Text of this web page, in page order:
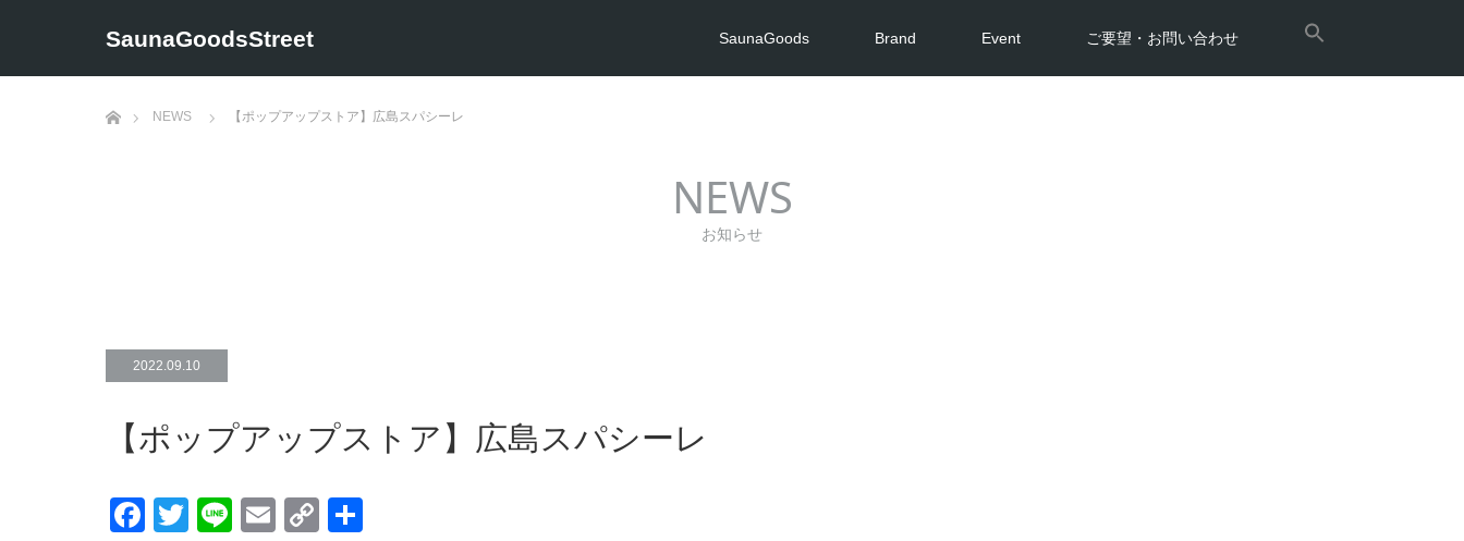
SaunaGoodsStreet SaunaGoods Brand Event ご要望・お問い合わせ
NEWS 【ポップアップストア】広島スパシーレ
NEWS
お知らせ
2022.09.10
【ポップアップストア】広島スパシーレ
Facebook
Twitter
LineEmailCopy